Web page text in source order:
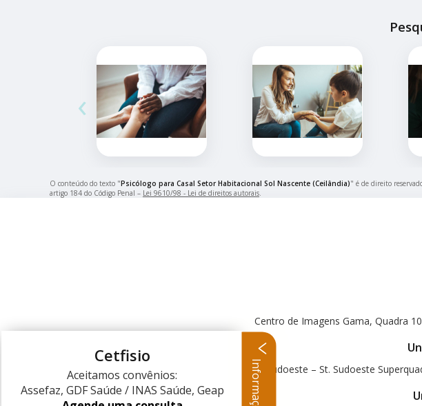
‹
O conteúdo do texto "Psicólogo para Casal Setor Habitacional Sol Nascente (Ceilândia)" é de direito
artigo 184 do Código Penal – Lei 9610/98 - Lei de direitos autorais
Centro de Imagens Gama, Quadra
Centro Clínico Sudoeste – St. Sudoeste
Cetfisio
Aceitamos convênios:
Assefaz, GDF Saúde / INAS Saúde, Geap
Informações